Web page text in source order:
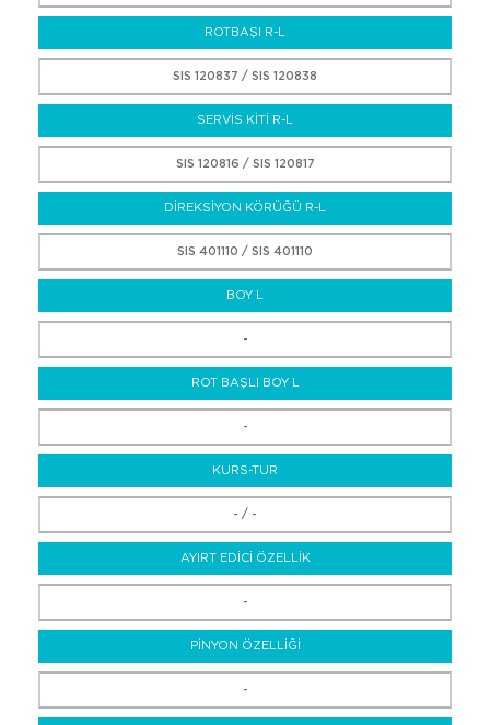
ROTBAŞI R-L
SIS 120837 / SIS 120838
SERVİS KİTİ R-L
SIS 120816 / SIS 120817
DİREKSİYON KÖRÜĞÜ R-L
SIS 401110 / SIS 401110
BOY L
-
ROT BAŞLI BOY L
-
KURS-TUR
- / -
AYIRT EDİCİ ÖZELLİK
-
PİNYON ÖZELLİĞİ
-